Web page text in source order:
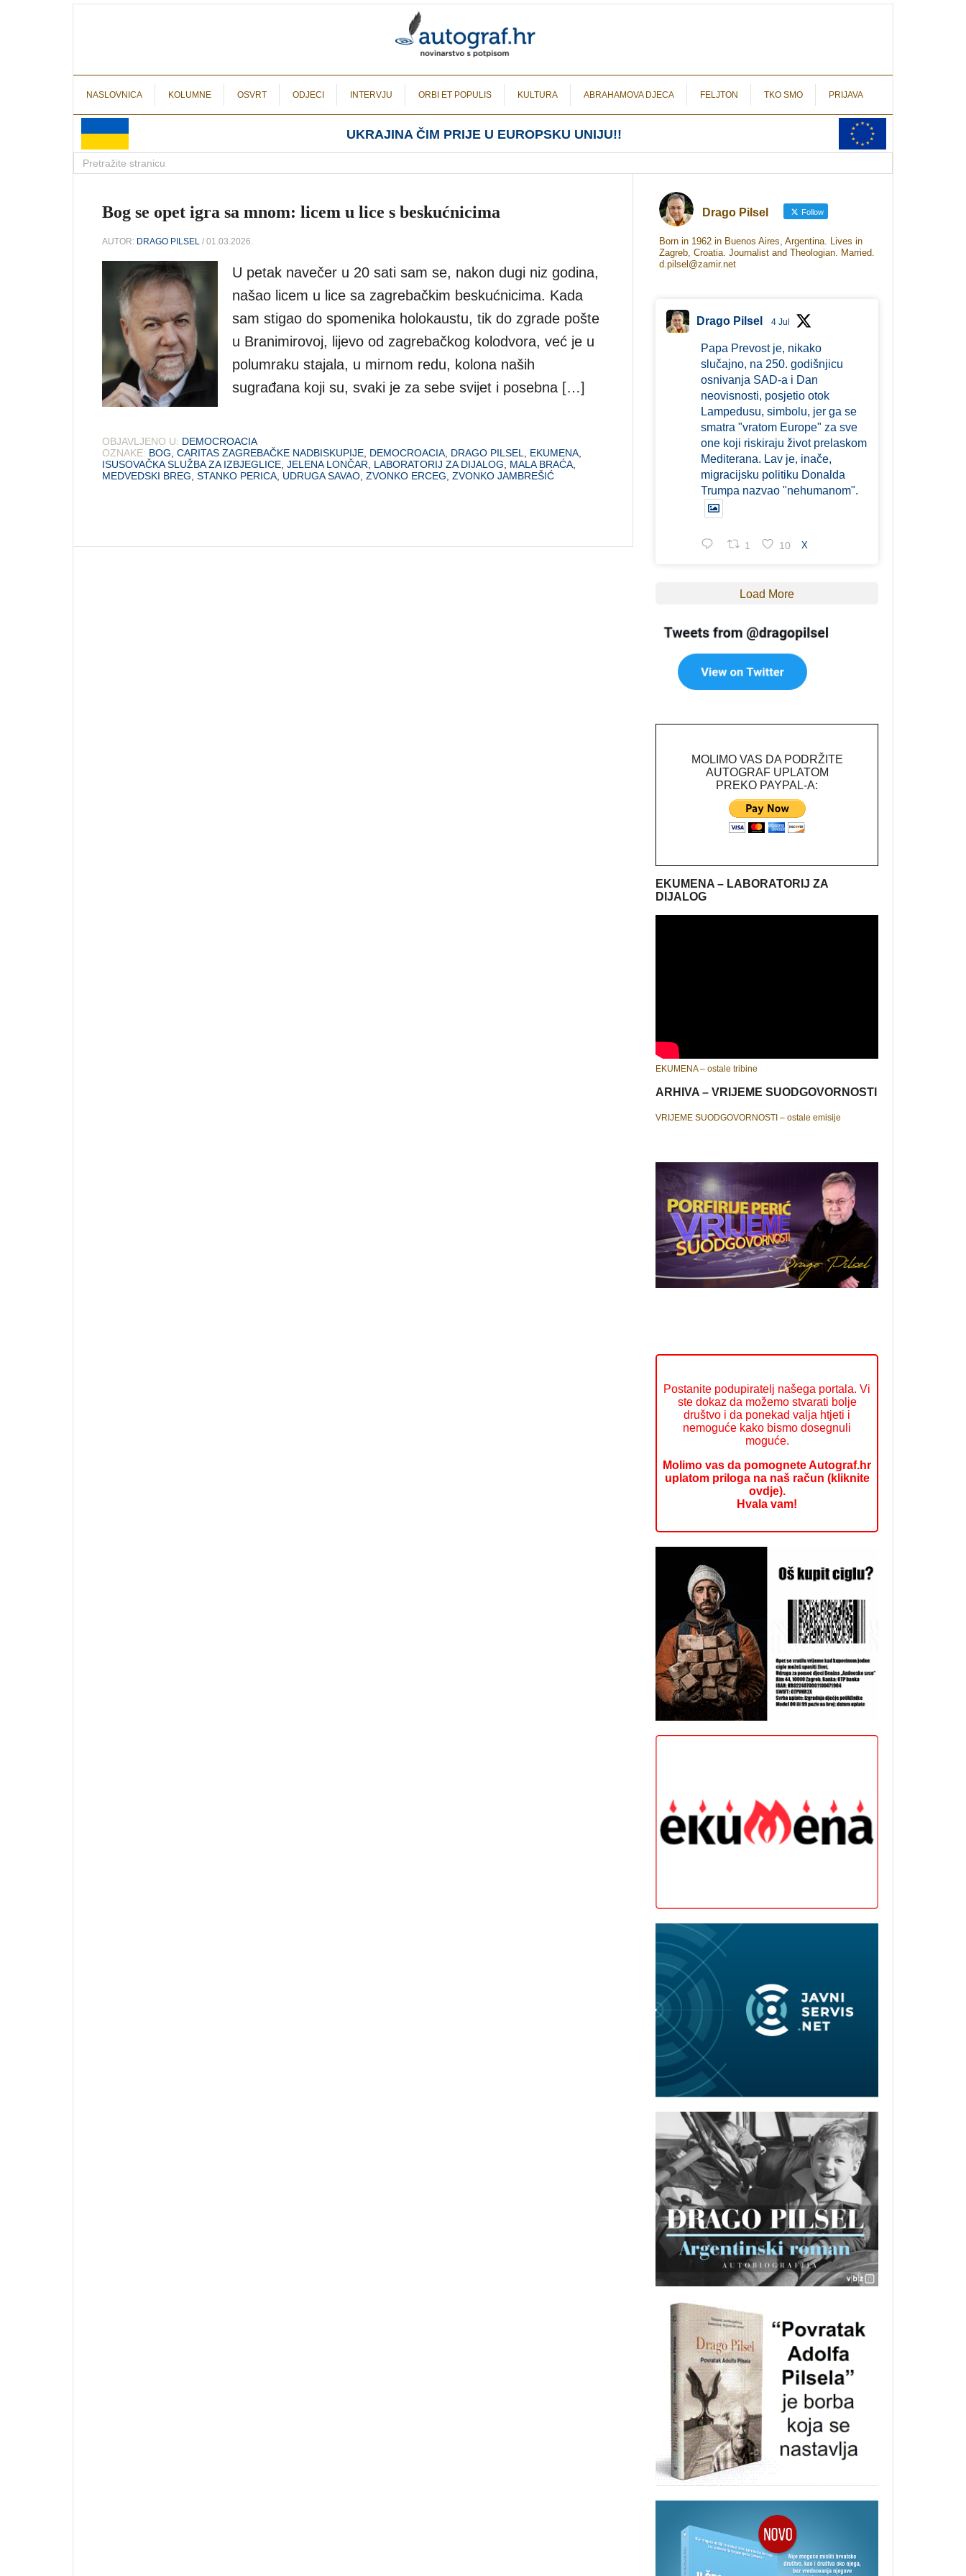
NASLOVNICA KOLUMNE OSVRT ODJECI INTERVJU ORBI ET POPULIS KULTURA ABRAHAMOVA DJECA FELJTON TKO SMO PRIJAVA
UKRAJINA ČIM PRIJE U EUROPSKU UNIJU!!
Bog se opet igra sa mnom: licem u lice s beskućnicima
AUTOR: DRAGO PILSEL / 01.03.2026.
U petak navečer u 20 sati sam se, nakon dugi niz godina,
našao licem u lice sa zagrebačkim beskućnicima. Kada
sam stigao do spomenika holokaustu, tik do zgrade pošte
u Branimirovoj, lijevo od zagrebačkog kolodvora, već je u
polumraku stajala, u mirnom redu, kolona naših
sugrađana koji su, svaki je za sebe svijet i posebna […]
OBJAVLJENO U: DEMOCROACIA
OZNAKE: BOG, CARITAS ZAGREBAČKE NADBISKUPIJE, DEMOCROACIA, DRAGO PILSEL, EKUMENA,
ISUSOVAČKA SLUŽBA ZA IZBJEGLICE, JELENA LONČAR, LABORATORIJ ZA DIJALOG, MALA BRAĆA,
MEDVEDSKI BREG, STANKO PERICA, UDRUGA SAVAO, ZVONKO ERCEG, ZVONKO JAMBREŠIĆ
Drago Pilsel Follow
Born in 1962 in Buenos Aires, Argentina. Lives in
Zagreb, Croatia. Journalist and Theologian. Married.
d.pilsel@zamir.net
Drago Pilsel 4 Jul
Papa Prevost je, nikako
slučajno, na 250. godišnjicu
osnivanja SAD-a i Dan
neovisnosti, posjetio otok
Lampedusu, simbolu, jer ga se
smatra "vratom Europe" za sve
one koji riskiraju život prelaskom
Mediterana. Lav je, inače,
migracijsku politiku Donalda
Trumpa nazvao "nehumanom".
1 10 X
Load More
MOLIMO VAS DA PODRŽITE
AUTOGRAF UPLATOM
PREKO PAYPAL-A:
EKUMENA – LABORATORIJ ZA
DIJALOG
EKUMENA – ostale tribine
ARHIVA – VRIJEME SUODGOVORNOSTI
VRIJEME SUODGOVORNOSTI – ostale emisije
Postanite podupiratelj našega portala. Vi
ste dokaz da možemo stvarati bolje
društvo i da ponekad valja htjeti i
nemoguće kako bismo dosegnuli
moguće.
Molimo vas da pomognete Autograf.hr
uplatom priloga na naš račun (kliknite
ovdje).
Hvala vam!